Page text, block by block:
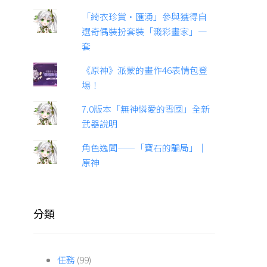
「綺衣珍賞·匯湧」參與獲得自
選奇偶裝扮套裝「濺彩畫家」一
套
《原神》派蒙的畫作46表情包登
場！
7.0版本「無神憐愛的雪國」全新
武器說明
角色逸聞——「寶石的騙局」｜
原神
分類
任務 (99)